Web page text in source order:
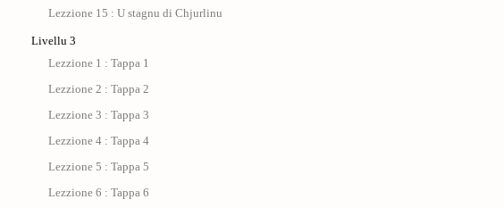
Lezzione 15 : U stagnu di Chjurlinu
Livellu 3
Lezzione 1 : Tappa 1
Lezzione 2 : Tappa 2
Lezzione 3 : Tappa 3
Lezzione 4 : Tappa 4
Lezzione 5 : Tappa 5
Lezzione 6 : Tappa 6